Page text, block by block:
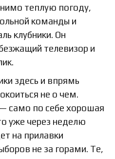
теплую погоду,
команды и
клубники. Он
телевизор и
здесь и впрямь
не о чем.
само по себе хорошая
уже через неделю
на прилавки
не за горами. Те,